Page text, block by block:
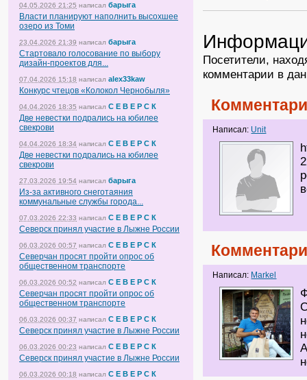
04.05.2026 21:25 написал барыга
Власти планируют наполнить высохшее
озеро из Томи
23.04.2026 21:39 написал барыга
Стартовало голосование по выбору
дизайн-проектов для...
07.04.2026 15:18 написал alex33kaw
Конкурс чтецов «Колокол Чернобыля»
04.04.2026 18:35 написал С Е В Е Р С К
Две невестки подрались на юбилее
свекрови
04.04.2026 18:34 написал С Е В Е Р С К
Две невестки подрались на юбилее
свекрови
27.03.2026 19:54 написал барыга
Из-за активного снеготаяния
коммунальные службы города...
07.03.2026 22:33 написал С Е В Е Р С К
Северск принял участие в Лыжне России
06.03.2026 00:57 написал С Е В Е Р С К
Северчан просят пройти опрос об
общественном транспорте
06.03.2026 00:52 написал С Е В Е Р С К
Северчан просят пройти опрос об
общественном транспорте
06.03.2026 00:37 написал С Е В Е Р С К
Северск принял участие в Лыжне России
06.03.2026 00:23 написал С Е В Е Р С К
Северск принял участие в Лыжне России
06.03.2026 00:18 написал С Е В Е Р С К
Посетители,
комментарии в
Написал: Unit
Написал: Markel